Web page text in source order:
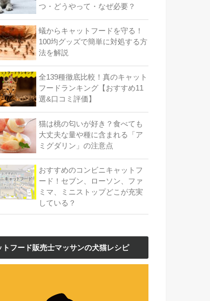
つ・どうやって・なぜ必要？
蟻からキャットフードを守る！
100均グッズで簡単に対処する方
法を解説
全139種徹底比較！真のキャット
フードランキング【おすすめ11
選&口コミ評価】
猫は桃の匂いが好き？食べても
大丈夫な量や種に含まれる「ア
ミグダリン」の注意点
おすすめのコンビニキャットフ
ード！セブン、ローソン、ファ
ミマ、ミニストップどこが充実
している？
トフード販売士マッサンの犬猫レシピ